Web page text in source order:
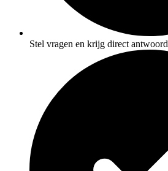
Stel vragen en krijg direct antwoord